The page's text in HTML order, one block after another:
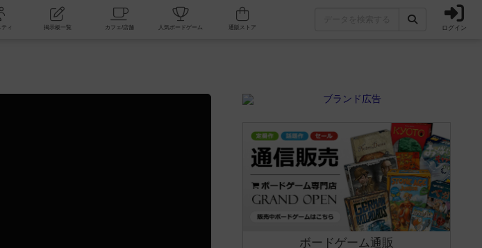
コミュニティ 掲示板一覧 カフェ/店舗 人気ボードゲーム ログイン
ボードゲーム通販